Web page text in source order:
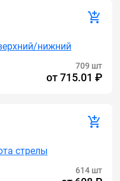
нижний
709 шт
от715.01 ₽
стрелы
614 шт